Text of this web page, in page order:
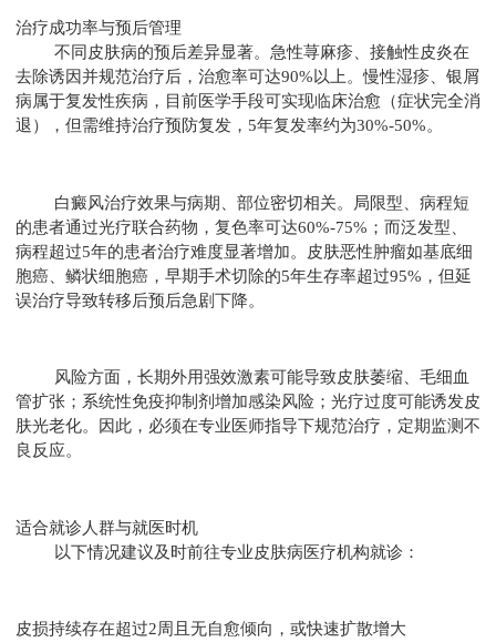
治疗成功率与预后管理
不同皮肤病的预后差异显著。急性荨麻疹、接触性皮炎在
去除诱因并规范治疗后，治愈率可达90%以上。慢性湿疹、银屑
病属于复发性疾病，目前医学手段可实现临床治愈（症状完全消
退），但需维持治疗预防复发，5年复发率约为30%-50%。
白癜风治疗效果与病期、部位密切相关。局限型、病程短
的患者通过光疗联合药物，复色率可达60%-75%；而泛发型、
病程超过5年的患者治疗难度显著增加。皮肤恶性肿瘤如基底细
胞癌、鳞状细胞癌，早期手术切除的5年生存率超过95%，但延
误治疗导致转移后预后急剧下降。
风险方面，长期外用强效激素可能导致皮肤萎缩、毛细血
管扩张；系统性免疫抑制剂增加感染风险；光疗过度可能诱发皮
肤光老化。因此，必须在专业医师指导下规范治疗，定期监测不
良反应。
适合就诊人群与就医时机
以下情况建议及时前往专业皮肤病医疗机构就诊：
皮损持续存在超过2周且无自愈倾向，或快速扩散增大